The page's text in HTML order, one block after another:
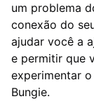
um problema
conexão do
ajudar você a
e permitir que
experimentar
Bungie.